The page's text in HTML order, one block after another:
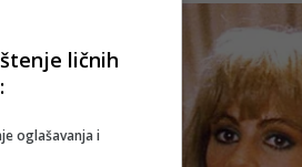
ličnih
oglašavanja i